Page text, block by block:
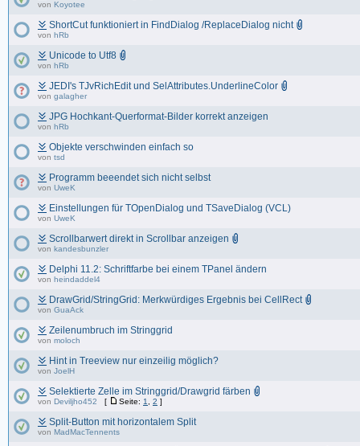
von Koyotee
ShortCut funktioniert in FindDialog /ReplaceDialog nicht
von hRb
Unicode to Utf8
von hRb
JEDI's TJvRichEdit und SelAttributes.UnderlineColor
von galagher
JPG Hochkant-Querformat-Bilder korrekt anzeigen
von hRb
Objekte verschwinden einfach so
von tsd
Programm beeendet sich nicht selbst
von UweK
Einstellungen für TOpenDialog und TSaveDialog (VCL)
von UweK
Scrollbarwert direkt in Scrollbar anzeigen
von kandesbunzler
Delphi 11.2: Schriftfarbe bei einem TPanel ändern
von heindaddel4
DrawGrid/StringGrid: Merkwürdiges Ergebnis bei CellRect
von GuaAck
Zeilenumbruch im Stringgrid
von moloch
Hint in Treeview nur einzeilig möglich?
von JoelH
Selektierte Zelle im Stringgrid/Drawgrid färben
von Deviljho452 [ Seite: 1 2 ]
Split-Button mit horizontalem Split
von MadMacTennents